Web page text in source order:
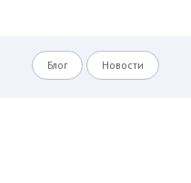
Блог Новости